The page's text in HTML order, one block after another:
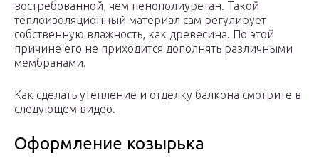
востребованной, чем пенополиуретан. Такой
теплоизоляционный материал сам регулирует
собственную влажность, как древесина. По этой
причине его не приходится дополнять различными
мембранами.
Как сделать утепление и отделку балкона смотрите в
следующем видео.
Оформление козырька